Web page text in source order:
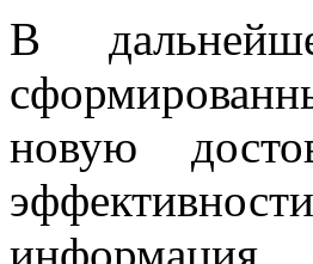
В
новую